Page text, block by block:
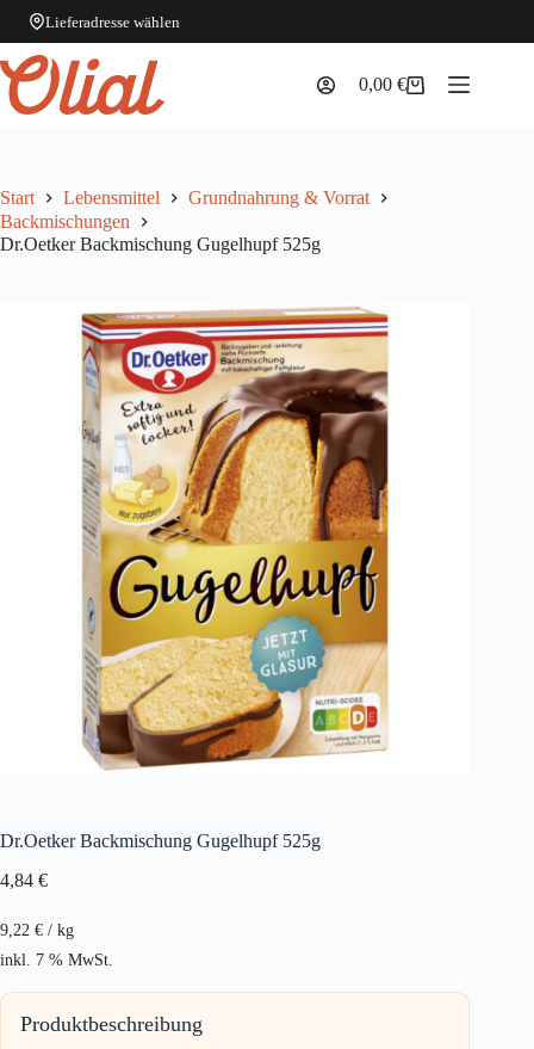
Lieferadresse wählen
Zum
Inhalt
springen
Warenkorb
0,00€
Start Lebensmittel
Grundnahrung & Vorrat
Backmischungen
Dr.Oetker Backmischung Gugelhupf 525g
Dr.Oetker Backmischung Gugelhupf 525g
4,84 €
9,22 € / kg
inkl. 7 % MwSt.
Produktbeschreibung